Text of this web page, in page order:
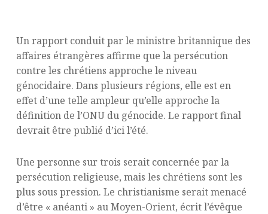
Un rapport conduit par le ministre britannique des
affaires étrangères affirme que la persécution
contre les chrétiens approche le niveau
génocidaire. Dans plusieurs régions, elle est en
effet d’une telle ampleur qu’elle approche la
définition de l’ONU du génocide. Le rapport final
devrait être publié d’ici l’été.
Une personne sur trois serait concernée par la
persécution religieuse, mais les chrétiens sont les
plus sous pression. Le christianisme serait menacé
d’être « anéanti » au Moyen-Orient, écrit l’évêque